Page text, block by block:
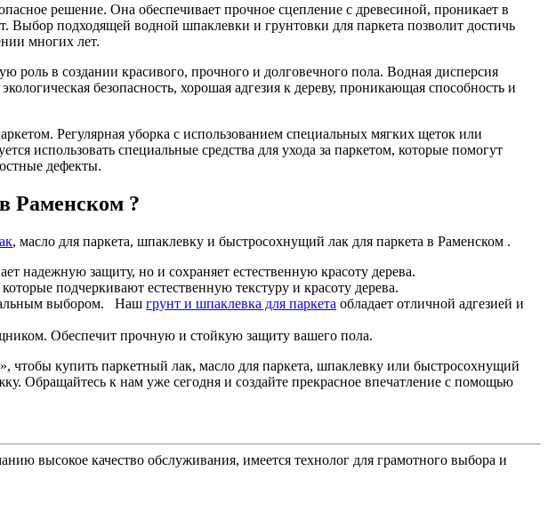
решение. Она обеспечивает прочное сцепление с древесиной, проникает в
Выбор подходящей водной шпаклевки и грунтовки для паркета позволит достичь
многих лет.
в создании красивого, прочного и долговечного пола. Водная дисперсия
безопасность, хорошая адгезия к дереву, проникающая способность и
Регулярная уборка с использованием специальных мягких щеток или
использовать специальные средства для ухода за паркетом, которые помогут
дефекты.
Раменском ?
, масло для паркета, шпаклевку и быстросохнущий лак для паркета в Раменском .
надежную защиту, но и сохраняет естественную красоту дерева.
подчеркивают естественную текстуру и красоту дерева.
выбором. Наш грунт и шпаклевка для паркета обладает отличной адгезией и
Обеспечит прочную и стойкую защиту вашего пола.
купить паркетный лак, масло для паркета, шпаклевку или быстросохнущий
Обращайтесь к нам уже сегодня и создайте прекрасное впечатление с помощью
высокое качество обслуживания, имеется технолог для грамотного выбора и